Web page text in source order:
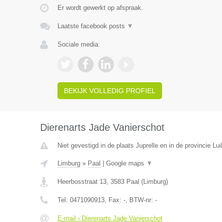
Er wordt gewerkt op afspraak.
Laatste facebook posts ▼
Sociale media:
BEKIJK VOLLEDIG PROFIEL
Dierenarts Jade Vanierschot
Niet gevestigd in de plaats Juprelle en in de provincie
Limburg» Paal Google maps ▼
Heerbosstraat 13, 3583 Paal (Limburg)
Tel: 0471090913, Fax: -, BTW-nr: -
E-mail › Dierenarts Jade Vanierschot